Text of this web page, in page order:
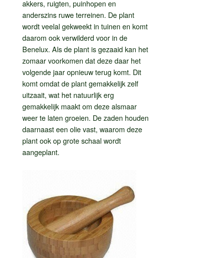
akkers, ruigten, puinhopen en
anderszins ruwe terreinen. De plant
wordt veelal gekweekt in tuinen en komt
daarom ook verwilderd voor in de
Benelux. Als de plant is gezaaid kan het
zomaar voorkomen dat deze daar het
volgende jaar opnieuw terug komt. Dit
komt omdat de plant gemakkelijk zelf
uitzaait, wat het natuurlijk erg
gemakkelijk maakt om deze alsmaar
weer te laten groeien. De zaden houden
daarnaast een olie vast, waarom deze
plant ook op grote schaal wordt
aangeplant.